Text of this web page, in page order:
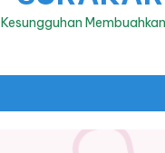
Kesungguhan